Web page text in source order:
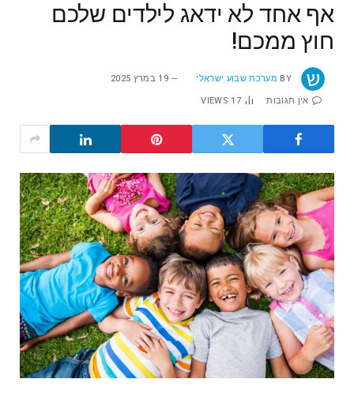
אף אחד לא ידאג לילדים שלכם
חוץ ממכם!
BY מערכת שבוע ישראלי 19 במרץ 2025
אין תגובות 17
VIEWS